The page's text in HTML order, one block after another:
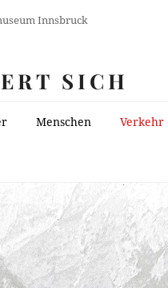
Innsbruck
SICH
Menschen Verkehr